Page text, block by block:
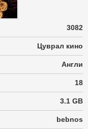
3082
Цуврал кино
Англи
18
3.1 GB
bebnos